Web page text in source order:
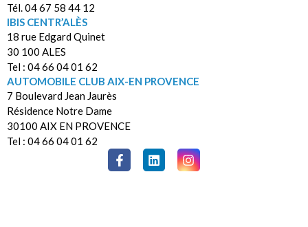
Tél. 04 67 58 44 12
IBIS CENTR’ALÈS
18 rue Edgard Quinet
30 100 ALES
Tel : 04 66 04 01 62
AUTOMOBILE CLUB AIX-EN PROVENCE
7 Boulevard Jean Jaurès
Résidence Notre Dame
30100 AIX EN PROVENCE
Tel : 04 66 04 01 62